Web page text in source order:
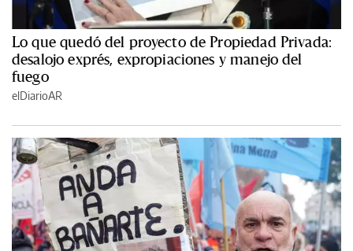
Lo que quedó del proyecto de Propiedad Privada:
desalojo exprés, expropiaciones y manejo del
fuego
elDiarioAR